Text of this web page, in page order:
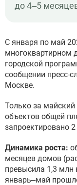
до 4–5
С января по май
многоквартирном
городской
сообщении пресс-
Москве.
Только за
объектов общей
запроектировано
Динамика роста:
месяцев домов
превысила 1,3 млн
январь–май